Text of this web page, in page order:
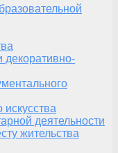
декоративно-
деятельности
жительства